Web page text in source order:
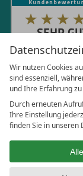
Wir nutzen Cookies
sind essenziell,
und Ihre Erfahrung
Durch erneuten
Ihre Einstellung
finden Sie in unseren